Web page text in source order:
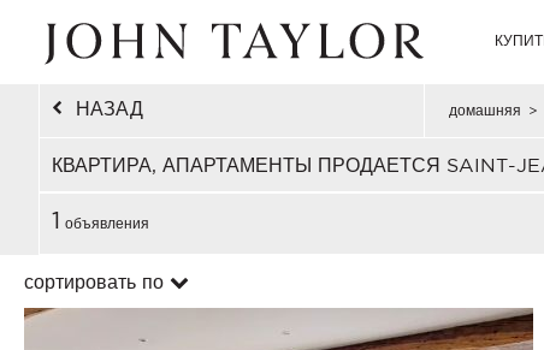
НАЗАД домашняя >
КВАРТИРА, АПАРТАМЕНТЫ ПРОДАЕТСЯ SAINT-
1 объявления
сортировать по